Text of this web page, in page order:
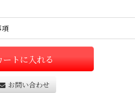
ートに入れる
お問い合わせ